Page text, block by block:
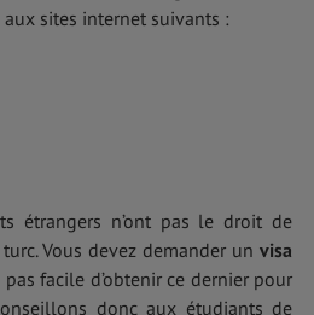
sites internet suivants :
étrangers n’ont pas le droit de
Vous devez demander un visa
facile d’obtenir ce dernier pour
donc aux étudiants de